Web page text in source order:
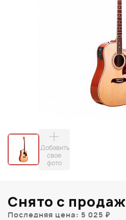
Добавить
свое
фото
Снято с продаж
Последняя цена: 5 025 ₽